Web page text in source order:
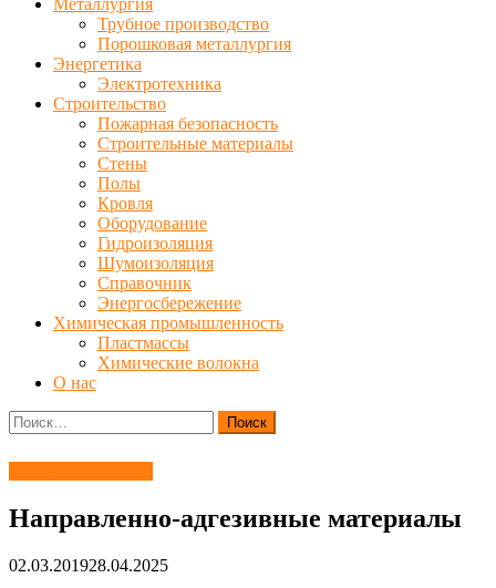
Металлургия
Трубное производство
Порошковая металлургия
Энергетика
Электротехника
Строительство
Пожарная безопасность
Строительные материалы
Стены
Полы
Кровля
Оборудование
Гидроизоляция
Шумоизоляция
Справочник
Энергосбережение
Химическая промышленность
Пластмассы
Химические волокна
О нас
Найти:
Направленно-адгезивные материалы
02.03.201928.04.2025